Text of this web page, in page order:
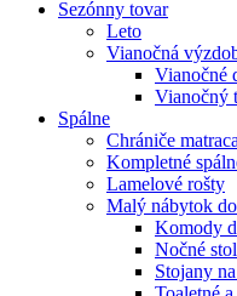
Sezónny tovar
Leto
Vianočná
Vianočné
Vianočný
Spálne
Chrániče
Kompletné
Lamelové rošty
Malý nábytok
Komody
Nočné
Stojany